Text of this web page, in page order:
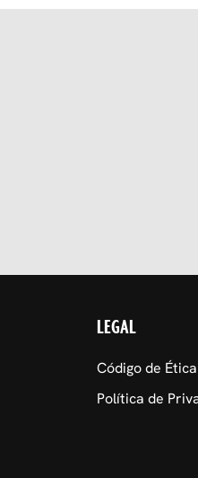
LEGAL
Código de Ética
Política de